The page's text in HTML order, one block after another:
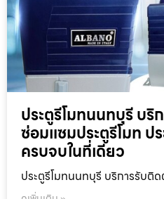
ประตูรีโมทนนทบุรี บ
ซ่อมแซมประตูรีโมท ป
ครบจบในที่เดียว
ประตูรีโมทนนทบุรี บริการรับติ